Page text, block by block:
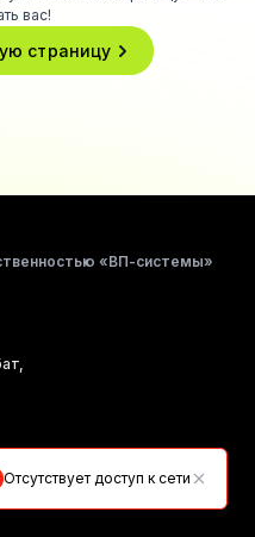
Отсутствует доступ к сети
вас!
страницу
«ВП-системы»